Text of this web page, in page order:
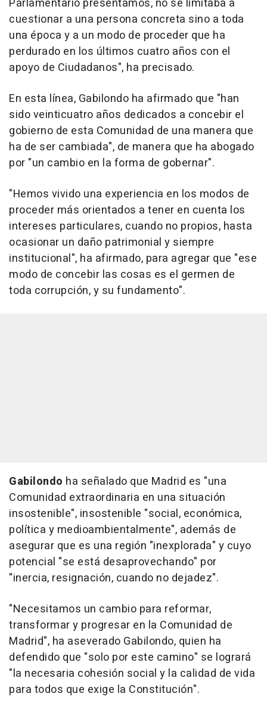
Parlamentario presentamos, no se limitaba a
cuestionar a una persona concreta sino a toda
una época y a un modo de proceder que ha
perdurado en los últimos cuatro años con el
apoyo de Ciudadanos", ha precisado.
En esta línea, Gabilondo ha afirmado que "han
sido veinticuatro años dedicados a concebir el
gobierno de esta Comunidad de una manera que
ha de ser cambiada", de manera que ha abogado
por "un cambio en la forma de gobernar".
"Hemos vivido una experiencia en los modos de
proceder más orientados a tener en cuenta los
intereses particulares, cuando no propios, hasta
ocasionar un daño patrimonial y siempre
institucional", ha afirmado, para agregar que "ese
modo de concebir las cosas es el germen de
toda corrupción, y su fundamento".
Gabilondo ha señalado que Madrid es "una
Comunidad extraordinaria en una situación
insostenible", insostenible "social, económica,
política y medioambientalmente", además de
asegurar que es una región "inexplorada" y cuyo
potencial "se está desaprovechando" por
"inercia, resignación, cuando no dejadez".
"Necesitamos un cambio para reformar,
transformar y progresar en la Comunidad de
Madrid", ha aseverado Gabilondo, quien ha
defendido que "solo por este camino" se logrará
"la necesaria cohesión social y la calidad de vida
para todos que exige la Constitución".